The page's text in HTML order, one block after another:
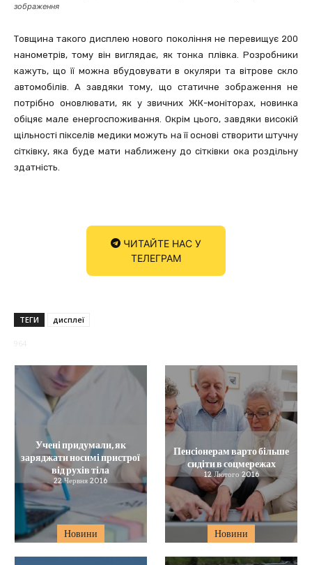
зображення
Товщина такого дисплею нового покоління не перевищує 200
нанометрів, тому він виглядає, як тонка плівка. Розробники
кажуть, що її можна вбудовувати в окуляри та вітрове скло
автомобілів. А завдяки тому, що статичне зображення не
потрібно оновлювати, як у звичних ЖК-моніторах, новинка
обіцяє мале енергоспоживання. Окрім цього, завдяки високій
щільності пікселів медики можуть на її основі створити штучну
сітківку, яка буде мати наближену до сітківки ока роздільну
здатність.
ЧИТАЙТЕ НАС У
ТЕЛЕГРАМ
ТЕГИ дисплеї
Новини
Учені придумали, як
заряджати носимі пристрої
від рухів тіла
22 Червня 2016
Новини
Пенсіонерам варто більше
сидіти в соцмережах
12 Лютого 2016